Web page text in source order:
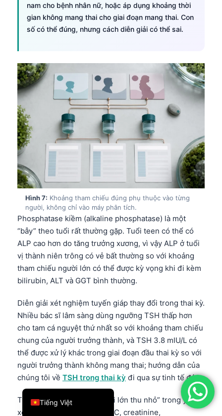
nam cho bệnh nhân nữ, hoặc áp dụng khoảng thời
gian không mang thai cho giai đoạn mang thai. Con
số có thể đúng, nhưng cách diễn giải có thể sai.
Hình 7: Khoảng tham chiếu đúng phụ thuộc vào từng
người, không chỉ vào máy phân tích.
Phosphatase kiềm (alkaline phosphatase) là một
“bẫy” theo tuổi rất thường gặp. Tuổi teen có thể có
ALP cao hơn do tăng trưởng xương, vì vậy ALP ở tuổi
vị thành niên trông có vẻ bất thường so với khoảng
tham chiếu người lớn có thể được kỳ vọng khi đi kèm
bilirubin, ALT và GGT bình thường.
Diễn giải xét nghiệm tuyến giáp thay đổi trong thai kỳ.
Nhiều bác sĩ lâm sàng dùng ngưỡng TSH thấp hơn
cho tam cá nguyệt thứ nhất so với khoảng tham chiếu
chung của người trưởng thành, và TSH 3.8 mIU/L có
thể được xử lý khác trong giai đoạn đầu thai kỳ so với
người trưởng thành không mang thai; hướng dẫn của
chúng tôi về TSH trong thai kỳ đi qua sự tinh tế đó.
Trẻ em không phải là “người lớn thu nhỏ” trong y học
xét nghiệm. Phân nhóm WBC, creatinine,
Tiếng Việt
Deutsch
العربية
Français
עִבְרִית
Italiano
Español
Português
Ελληνικά
Română
简体中文
فارسی
Dansk
Nederlands
Bahasa Indonesia
Հայերեն
Íslenska
Bosanski
Azərbaycan dili